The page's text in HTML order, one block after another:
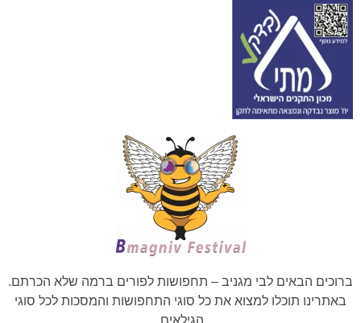
ברוכים הבאים לבי מגניב – תחפושות לפורים ברמה שלא הכרתם.
באתרינו תוכלו למצוא את כל סוגי התחפושות והמסכות לכל סוגי